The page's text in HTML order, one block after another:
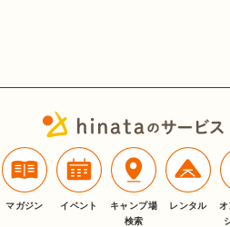
マガジン イベント
キャンプ場
検索
レンタル